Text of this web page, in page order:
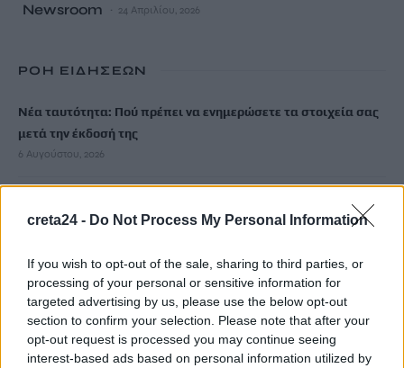
creta24 - Do Not Process My Personal Information
If you wish to opt-out of the sale, sharing to third parties, or
processing of your personal or sensitive information for
targeted advertising by us, please use the below opt-out
section to confirm your selection. Please note that after your
opt-out request is processed you may continue seeing
interest-based ads based on personal information utilized by
Newsroom 24 Απριλίου, 2026
ΡΟΗ ΕΙΔΗΣΕΩΝ
Νέα ταυτότητα: Πού πρέπει να ενημερώσετε τα στοιχεία σας
μετά την έκδοσή της
6 Αυγούστου, 2026
Ιδρώτας και διατροφή το καλοκαίρι: Ποιες τροφές προκαλούν
κακοσμία
Κάρτα Αγρότη: Τι αλλάζει από 28 Αυγούστου για τις
χρηματοδοτήσεις
6 Αυγούστου, 2026